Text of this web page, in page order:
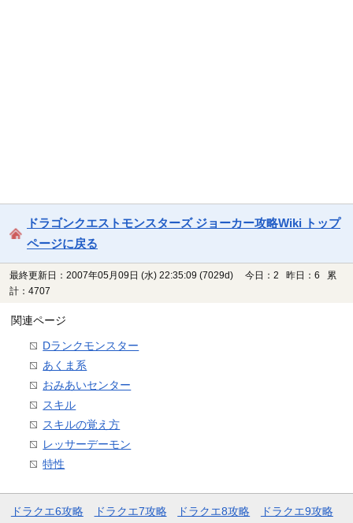
ドラゴンクエストモンスターズ ジョーカー攻略Wiki トップ
ページに戻る
最終更新日：2007年05月09日 (水) 22:35:09 (7029d)
今日：2 昨日：6 累
計：4707
関連ページ
Dランクモンスター
あくま系
おみあいセンター
スキル
スキルの覚え方
レッサーデーモン
特性
ドラクエ6攻略 ドラクエ7攻略 ドラクエ8攻略 ドラクエ9攻略